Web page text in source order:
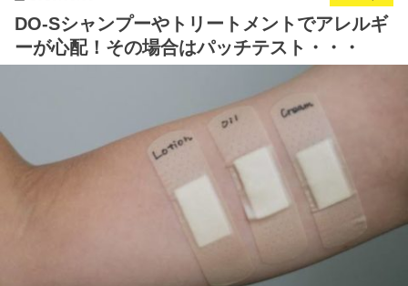
DO-Sシャンプーやトリートメントでアレルギ
ーが心配！その場合はパッチテスト・・・